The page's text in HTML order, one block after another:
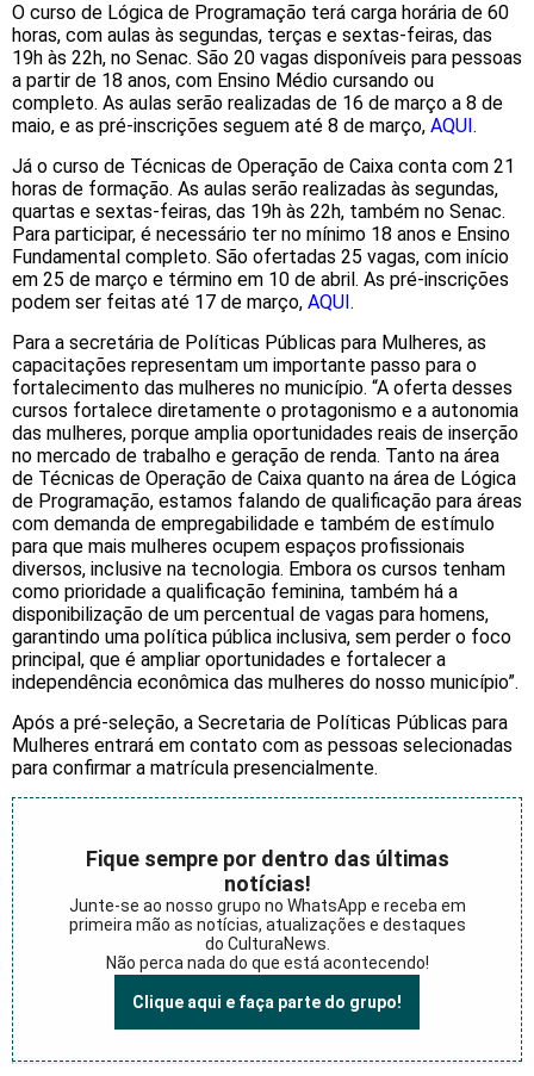
O curso de Lógica de Programação terá carga horária de 60
horas, com aulas às segundas, terças e sextas-feiras, das
19h às 22h, no Senac. São 20 vagas disponíveis para pessoas
a partir de 18 anos, com Ensino Médio cursando ou
completo. As aulas serão realizadas de 16 de março a 8 de
maio, e as pré-inscrições seguem até 8 de março, AQUI.
Já o curso de Técnicas de Operação de Caixa conta com 21
horas de formação. As aulas serão realizadas às segundas,
quartas e sextas-feiras, das 19h às 22h, também no Senac.
Para participar, é necessário ter no mínimo 18 anos e Ensino
Fundamental completo. São ofertadas 25 vagas, com início
em 25 de março e término em 10 de abril. As pré-inscrições
podem ser feitas até 17 de março, AQUI.
Para a secretária de Políticas Públicas para Mulheres, as
capacitações representam um importante passo para o
fortalecimento das mulheres no município. “A oferta desses
cursos fortalece diretamente o protagonismo e a autonomia
das mulheres, porque amplia oportunidades reais de inserção
no mercado de trabalho e geração de renda. Tanto na área
de Técnicas de Operação de Caixa quanto na área de Lógica
de Programação, estamos falando de qualificação para áreas
com demanda de empregabilidade e também de estímulo
para que mais mulheres ocupem espaços profissionais
diversos, inclusive na tecnologia. Embora os cursos tenham
como prioridade a qualificação feminina, também há a
disponibilização de um percentual de vagas para homens,
garantindo uma política pública inclusiva, sem perder o foco
principal, que é ampliar oportunidades e fortalecer a
independência econômica das mulheres do nosso município”.
Após a pré-seleção, a Secretaria de Políticas Públicas para
Mulheres entrará em contato com as pessoas selecionadas
para confirmar a matrícula presencialmente.
Fique sempre por dentro das últimas
notícias!
Junte-se ao nosso grupo no WhatsApp e receba em
primeira mão as notícias, atualizações e destaques
do CulturaNews.
Não perca nada do que está acontecendo!
Clique aqui e faça parte do grupo!